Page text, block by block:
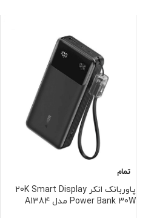
تمام
پاوربانک انکر 20K Smart Display
Power Bank 30W مدل A1384